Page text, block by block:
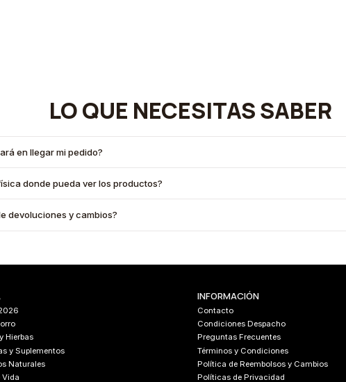
LO QUE NECESITAS SABER
en llegar mi pedido?
donde pueda ver los productos?
devoluciones y cambios?
Hierbas
y Suplementos
Naturales
Vida
INFORMACIÓN
Contacto
Condiciones Despacho
Preguntas Frecuentes
Términos y Condiciones
Política de Reembolsos y Cambios
Políticas de Privacidad